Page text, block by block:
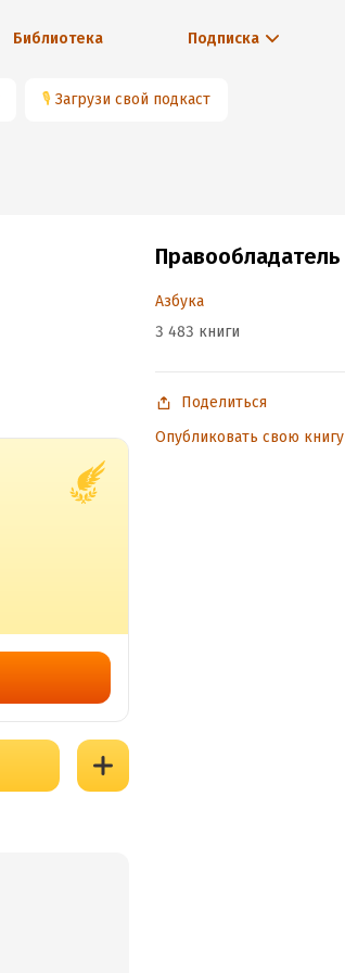
Библиотека Подписка
🎙 Загрузи свой подкаст
Правообладатель
Азбука
3 483 книги
Поделиться
Опубликовать свою книгу